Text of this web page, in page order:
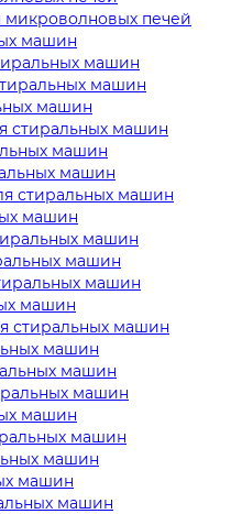
печей
машин
машин
машин
машин
стиральных машин
машин
машин
стиральных машин
машин
машин
машин
машин
машин
стиральных машин
машин
машин
машин
машин
машин
машин
машин
машин